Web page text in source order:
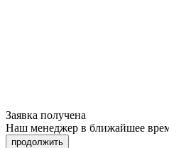
Заявка получена
Наш менеджер в ближайшее
продолжить